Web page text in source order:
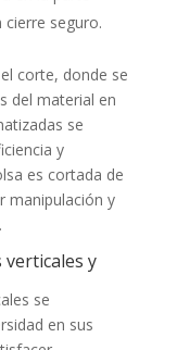
seguro.
corte, donde se
del material en
se
y
es cortada de
manipulación y
verticales y
se
en sus